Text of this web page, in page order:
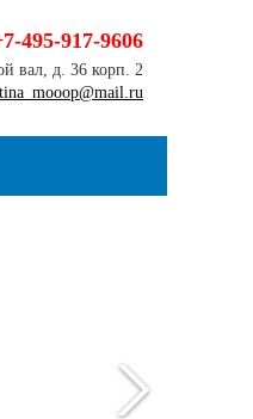
495-917-9606
вал, д. 36 корп. 2